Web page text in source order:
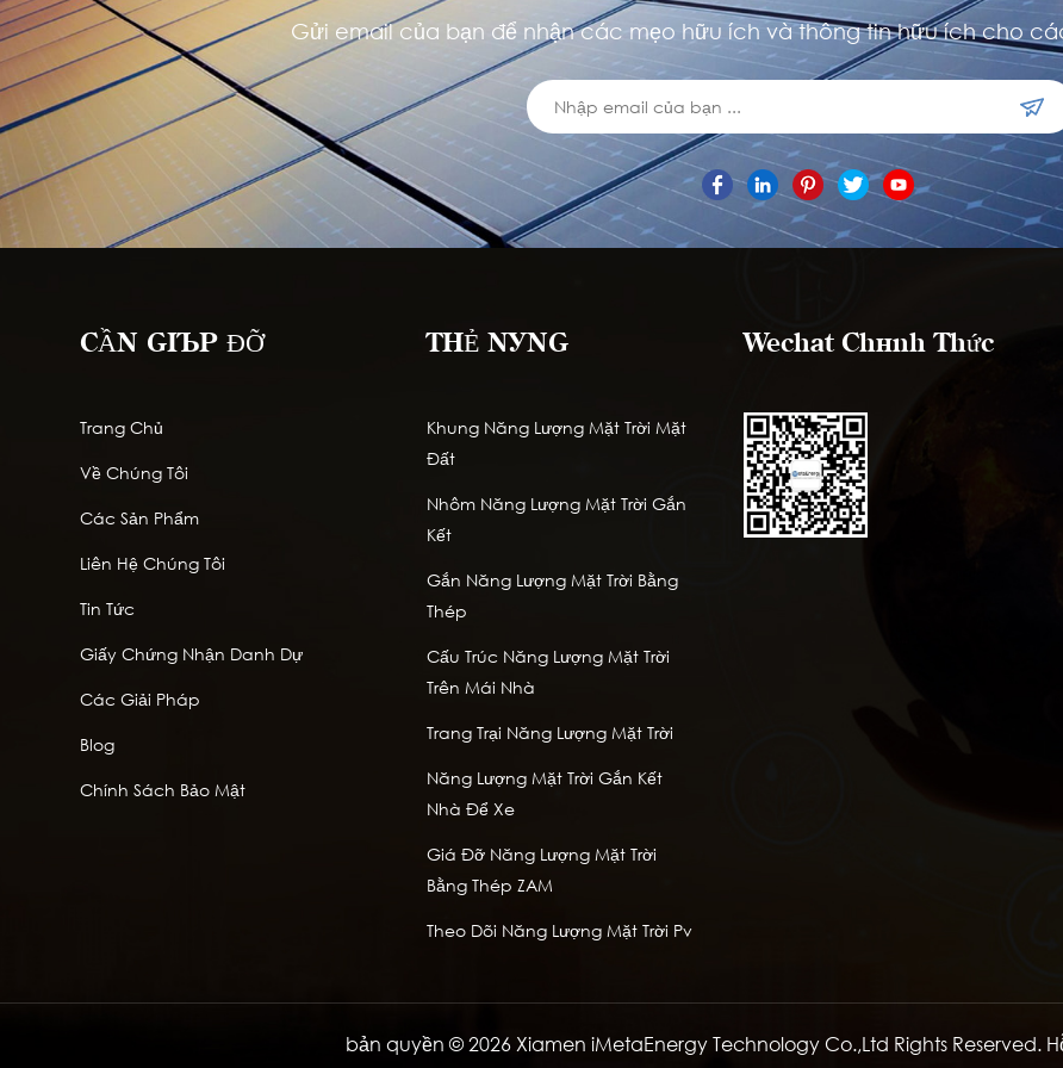
Gửi email của bạn để nhận các mẹo hữu ích và thông tin hữu ích cho
CẦN GIÚP ĐỠ
Trang Chủ
Về Chúng Tôi
Các Sản Phẩm
Liên Hệ Chúng Tôi
Tin Tức
Giấy Chứng Nhận Danh Dự
Các Giải Pháp
Blog
Chính Sách Bảo Mật
THẺ NÓNG
Khung Năng Lượng Mặt Trời Mặt
Đất
Nhôm Năng Lượng Mặt Trời Gắn
Kết
Gắn Năng Lượng Mặt Trời Bằng
Thép
Cấu Trúc Năng Lượng Mặt Trời
Trên Mái Nhà
Trang Trại Năng Lượng Mặt Trời
Năng Lượng Mặt Trời Gắn Kết
Nhà Để Xe
Giá Đỡ Năng Lượng Mặt Trời
Bằng Thép ZAM
Theo Dõi Năng Lượng Mặt Trời Pv
Wechat Chính Thức
bản quyền © 2026 Xiamen iMetaEnergy Technology Co.,Ltd Rights Reserved.